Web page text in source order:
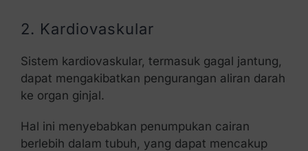
2. Kardiovaskular
Sistem kardiovaskular, termasuk gagal jantung,
dapat mengakibatkan pengurangan aliran darah
ke organ ginjal.
Hal ini menyebabkan penumpukan cairan
berlebih dalam tubuh, yang dapat mencakup